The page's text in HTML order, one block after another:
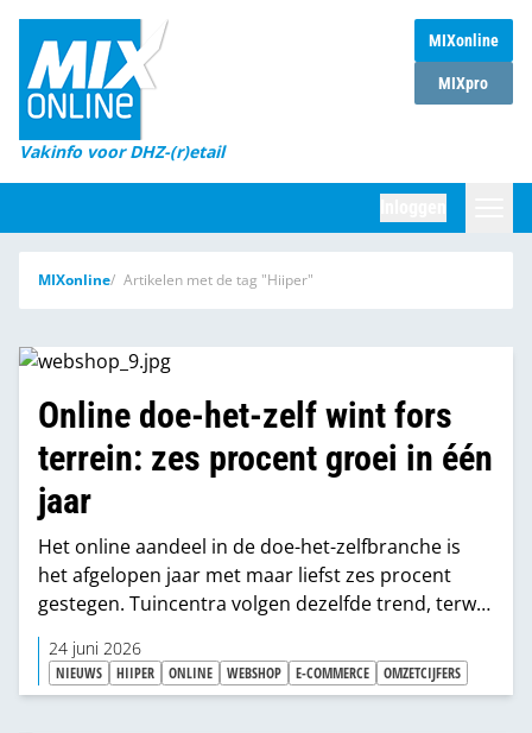
MIXonline
MIXpro
Vakinfo voor DHZ-(r)etail
Home
Magazines
DHZ Sessie
Marktcijfers
Word abonnee
Partners
MIXonline Artikelen met de tag "Hiiper"
Online doe-het-zelf wint fors
terrein: zes procent groei in één
jaar
Het online aandeel in de doe-het-zelfbranche is
het afgelopen jaar met maar liefst zes procent
gestegen. Tuincentra volgen dezelfde trend, terwijl
woonwinkels juist de andere kant op bewegen.
24 juni 2026
NIEUWS HIIPER ONLINE WEBSHOP E-COMMERCE OMZETCIJFERS